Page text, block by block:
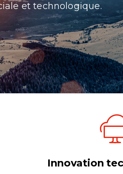
et technologique.
Innovation